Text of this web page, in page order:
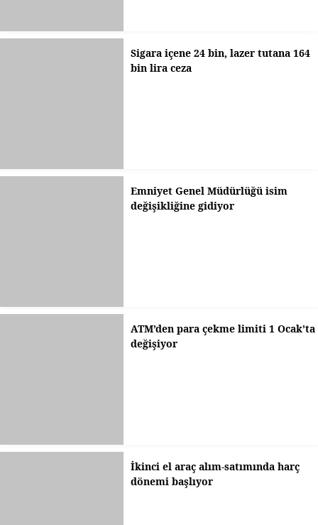
Sigara içene 24 bin, lazer tutana 164
bin lira ceza
Emniyet Genel Müdürlüğü isim
değişikliğine gidiyor
ATM’den para çekme limiti 1 Ocak’ta
değişiyor
İkinci el araç alım-satımında harç
dönemi başlıyor